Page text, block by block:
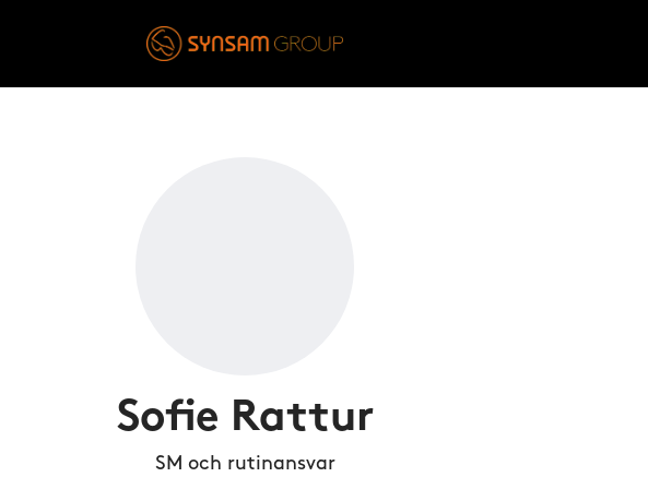
Sofie Rattur
SM och rutinansvar